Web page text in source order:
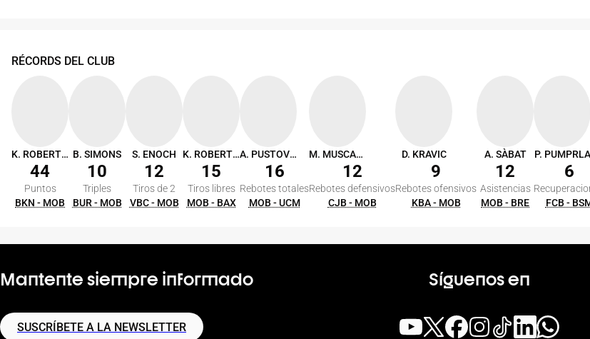
RÉCORDS DEL CLUB
K. ROBERTSON
44
Puntos
BKN - MOB
B. SIMONS
10
Triples
BUR - MOB
S. ENOCH
12
Tiros de 2
VBC - MOB
K. ROBERTSON
15
Tiros libres
MOB - BAX
A. PUSTOVYI
16
Rebotes totales
MOB - UCM
M. MUSCALA
12
Rebotes defensivos
CJB - MOB
D. KRAVIC
9
Rebotes ofensivos
KBA - MOB
A. SÀBAT
12
Asistencias
MOB - BRE
P. PUMPRLA
6
FCB -
Mantente siempre informado
SUSCRÍBETE A LA NEWSLETTER
Síguenos en